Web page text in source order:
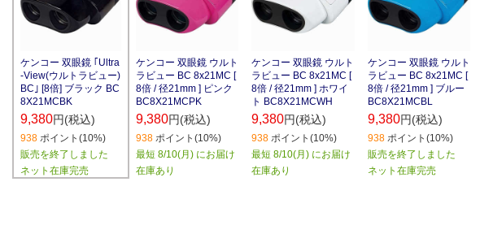
ケンコー 双眼鏡 ｢Ultra
-View(ウルトラビュー)
BC｣ [8倍] ブラック BC
8X21MCBK
9,380円(税込)
938 ポイント(10%)
販売を終了しました
ネット在庫完売
ケンコー 双眼鏡 ウルト
ラビュー BC 8x21MC [
8倍 / 径21mm ] ピンク
BC8X21MCPK
9,380円(税込)
938 ポイント(10%)
最短 8/10(月) にお届け
在庫あり
ケンコー 双眼鏡 ウルト
ラビュー BC 8x21MC [
8倍 / 径21mm ] ホワイ
ト BC8X21MCWH
9,380円(税込)
938 ポイント(10%)
最短 8/10(月) にお届け
在庫あり
ケンコー 双眼鏡 ウルト
ラビュー BC 8x21MC [
8倍 / 径21mm ] ブルー
BC8X21MCBL
9,380円(税込)
938 ポイント(10%)
販売を終了しました
ネット在庫完売